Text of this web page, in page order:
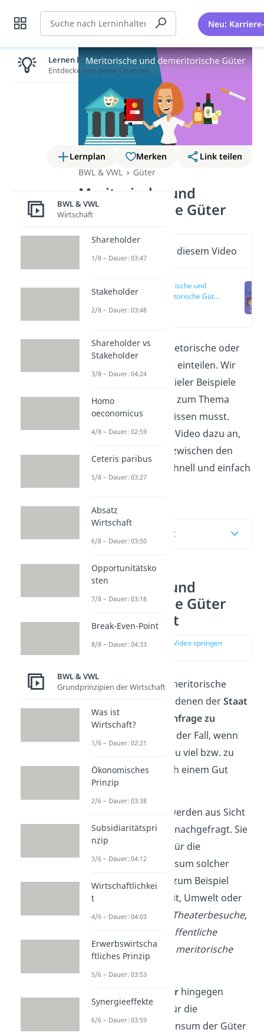
Suche Neu:
Lernplan Merken
Link teilen
BWL & VWL
Güter
Meritorische und
demeritorische Güter
Wichtige Inhalte in diesem Video
Meritorische und
demeritorische Güter
Du kannst Güter in metorische oder
demeritorische Güter einteilen. Wir
erklären dir anhand vieler Beispiele
alles Wichtige, das du zum Thema
meritorische Güter wissen musst.
Schau dir auch unser Video dazu an,
um den Unterschied zwischen den
beiden Güterarten schnell und einfach
zu verstehen!
Inhaltsübersicht
Meritorische und
demeritorische Güter
einfach erklärt
zur Stelle im Video springen
Meritorische und demeritorische
, bei denen derStaat
eingreift, um die
Nachfrage zu
. Das ist dann der Fall, wenn
aus staatlicher Sicht zu viel bzw. zu
wenig Nachfrage nach einem Gut
besteht.
werden aus Sicht
des Staates zu wenig nachgefragt. Sie
haben einen Nutzen für die
Gesellschaft. Der Konsum solcher
Güter wirkt sich also zum Beispiel
positiv auf Gesundheit, Umwelt oder
Bildung aus.Bücher, Theaterbesuche,
Impfungen und der öffentliche
Nahverkehr sind also meritorische
Demeritorische Güter hingegen
gelten als schädlich für die
Allgemeinheit. Der Konsum der Güter
Lernen lohnt sich!
Entdecke hier deine Chancen.
BWL & VWL
Wirtschaft
Shareholder
1/8 – Dauer: 03:47
Stakeholder
2/8 – Dauer: 03:48
Shareholder vs
Stakeholder
3/8 – Dauer: 04:24
Homo
oeconomicus
4/8 – Dauer: 02:59
Ceteris paribus
5/8 – Dauer: 03:27
Absatz
Wirtschaft
6/8 – Dauer: 03:50
Opportunitätsko
sten
7/8 – Dauer: 03:18
Break-Even-Point
8/8 – Dauer: 04:33
BWL & VWL
Grundprinzipien der Wirtschaft
Was ist
Wirtschaft?
1/6 – Dauer: 02:21
Ökonomisches
Prinzip
2/6 – Dauer: 03:38
Subsidiaritätspri
nzip
3/6 – Dauer: 04:12
Wirtschaftlichkei
t
4/6 – Dauer: 04:03
Erwerbswirtscha
ftliches Prinzip
5/6 – Dauer: 03:53
Synergieeffekte
6/6 – Dauer: 03:59